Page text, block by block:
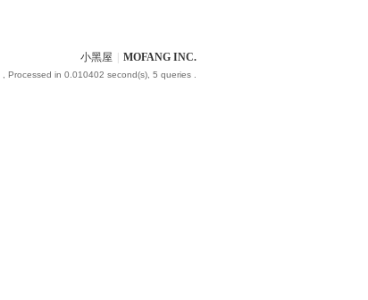
小黑屋 MOFANG INC.
, Processed in 0.010402 second(s), 5 queries .